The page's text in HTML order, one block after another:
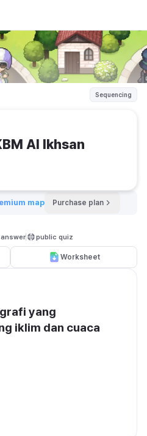
Sequencing
Al Ikhsan
map Purchase plan
public quiz
Worksheet
yang
iklim dan cuaca